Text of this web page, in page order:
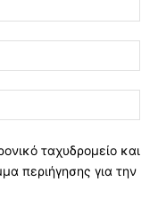
ταχυδρομείο και
περιήγησης για την